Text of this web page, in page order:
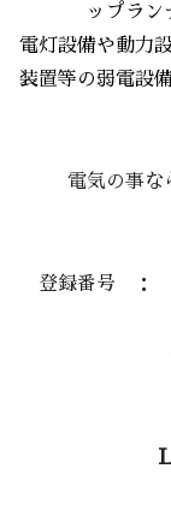
ップラン
電灯設備や動力
装置等の弱電設
電気の事な
登録番号 ：